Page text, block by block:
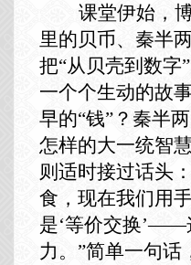
课堂伊始，
里的贝币、秦半
把“从贝壳到数字
一个个生动的故
早的“钱”？秦半
怎样的大一统智
则适时接过话头
食，现在我们用
是‘等价交换’——
力。”简单一句话